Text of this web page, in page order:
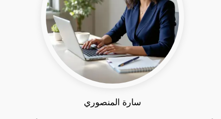
سارة المنصوري